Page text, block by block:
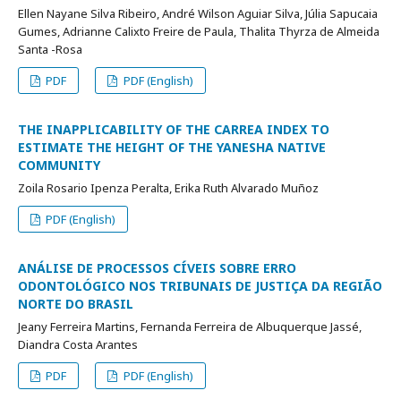
Ellen Nayane Silva Ribeiro, André Wilson Aguiar Silva, Júlia Sapucaia
Gumes, Adrianne Calixto Freire de Paula, Thalita Thyrza de Almeida
Santa -Rosa
PDF
PDF (English)
THE INAPPLICABILITY OF THE CARREA INDEX TO
ESTIMATE THE HEIGHT OF THE YANESHA NATIVE
COMMUNITY
Zoila Rosario Ipenza Peralta, Erika Ruth Alvarado Muñoz
PDF (English)
ANÁLISE DE PROCESSOS CÍVEIS SOBRE ERRO
ODONTOLÓGICO NOS TRIBUNAIS DE JUSTIÇA DA REGIÃO
NORTE DO BRASIL
Jeany Ferreira Martins, Fernanda Ferreira de Albuquerque Jassé,
Diandra Costa Arantes
PDF
PDF (English)